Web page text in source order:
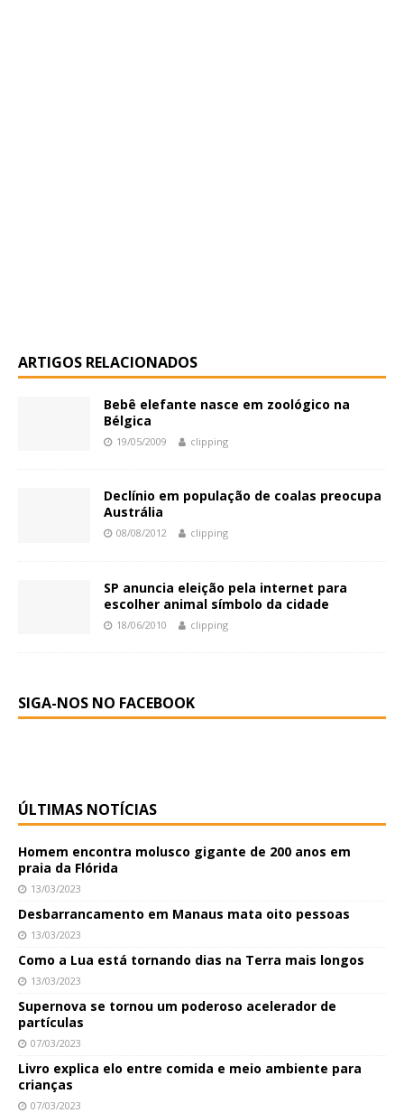
ARTIGOS RELACIONADOS
Bebê elefante nasce em zoológico na
Bélgica
19/05/2009 clipping
Declínio em população de coalas preocupa
Austrália
08/08/2012 clipping
SP anuncia eleição pela internet para
escolher animal símbolo da cidade
18/06/2010 clipping
SIGA-NOS NO FACEBOOK
ÚLTIMAS NOTÍCIAS
Homem encontra molusco gigante de 200 anos em
praia da Flórida
13/03/2023
Desbarrancamento em Manaus mata oito pessoas
13/03/2023
Como a Lua está tornando dias na Terra mais longos
13/03/2023
Supernova se tornou um poderoso acelerador de
partículas
07/03/2023
Livro explica elo entre comida e meio ambiente para
crianças
07/03/2023